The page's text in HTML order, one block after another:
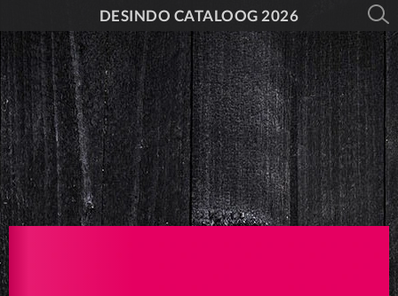
DESINDO CATALOOG 2026